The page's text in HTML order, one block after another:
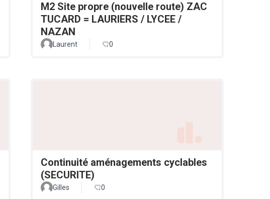
M2 Site propre (nouvelle route) ZAC
TUCARD = LAURIERS / LYCEE /
NAZAN
Laurent 0
Continuité aménagements cyclables
(SECURITE)
Gilles 0